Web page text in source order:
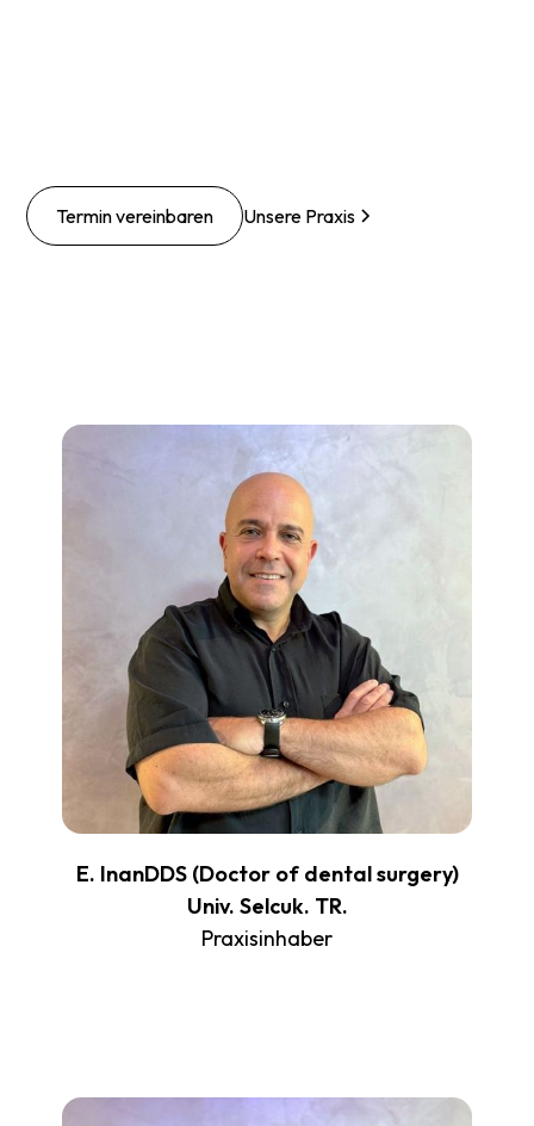
E. InanDDS (Doctor of dental surgery)
Univ. Selcuk. TR.
Praxisinhaber
Termin vereinbaren Unsere Praxis